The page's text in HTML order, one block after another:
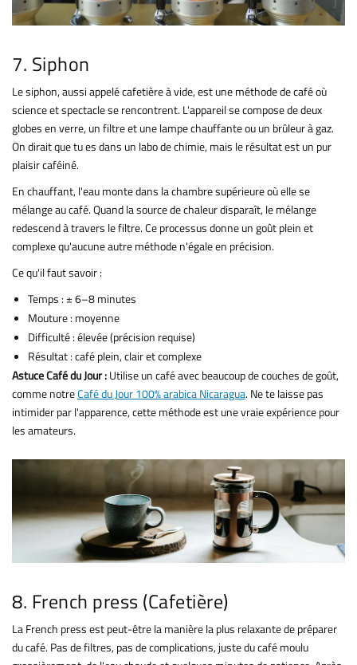
7. Siphon
Le siphon, aussi appelé cafetière à vide, est une méthode de café où
science et spectacle se rencontrent. L'appareil se compose de deux
globes en verre, un filtre et une lampe chauffante ou un brûleur à gaz.
On dirait que tu es dans un labo de chimie, mais le résultat est un pur
plaisir caféiné.
En chauffant, l'eau monte dans la chambre supérieure où elle se
mélange au café. Quand la source de chaleur disparaît, le mélange
redescend à travers le filtre. Ce processus donne un goût plein et
complexe qu'aucune autre méthode n'égale en précision.
Ce qu'il faut savoir :
Temps : ± 6–8 minutes
Mouture : moyenne
Difficulté : élevée (précision requise)
Résultat : café plein, clair et complexe
Astuce Café du Jour :Utilise un café avec beaucoup de couches de goût,
comme notreCafé du Jour 100% arabica Nicaragua. Ne te laisse pas
intimider par l'apparence, cette méthode est une vraie expérience pour
les amateurs.
8. French press (Cafetière)
La French press est peut-être la manière la plus relaxante de préparer
du café. Pas de filtres, pas de complications, juste du café moulu